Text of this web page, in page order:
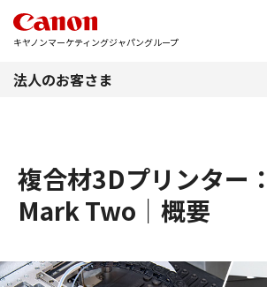
キヤノンマーケティングジャパングループ
法人のお客さま
複合材3Dプリンター
Mark Two｜概要